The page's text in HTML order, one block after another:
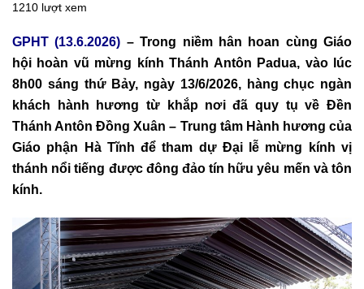
1210 lượt xem
GPHT (13.6.2026) – Trong niềm hân hoan cùng Giáo
hội hoàn vũ mừng kính Thánh Antôn Padua, vào lúc
8h00 sáng thứ Bảy, ngày 13/6/2026, hàng chục ngàn
khách hành hương từ khắp nơi đã quy tụ về Đền
Thánh Antôn Đồng Xuân – Trung tâm Hành hương của
Giáo phận Hà Tĩnh để tham dự Đại lễ mừng kính vị
thánh nổi tiếng được đông đảo tín hữu yêu mến và tôn
kính.